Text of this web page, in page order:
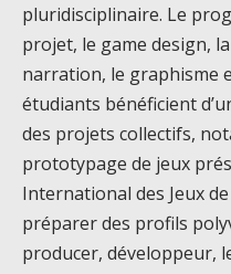
pluridisciplinaire. Le
projet, le game design,
narration, le graphisme
étudiants bénéficient
des projets collectifs,
prototypage de jeux
International des Jeux
préparer des profils
producer, développeur,